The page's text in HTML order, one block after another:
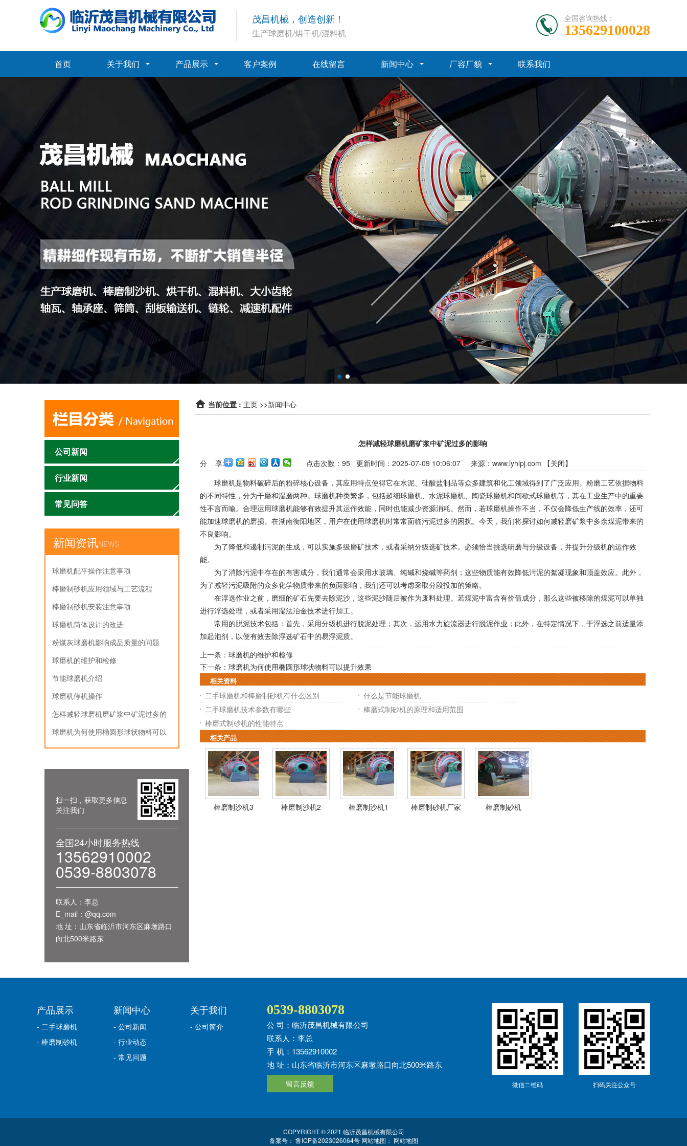
茂昌机械，创造创新！
生产球磨机/烘干机/混料机
全国咨询热线：
135629100028
首页 关于我们 产品展示 客户案例 在线留言 新闻中心 厂容厂貌 联系我们
公司新闻
行业新闻
常见问答
新闻资讯NEWS
球磨机配平操作注意事项‌
棒磨制砂机应用领域与工艺流程
棒磨制砂机安装注意事项
球磨机筒体设计的改进
粉煤灰球磨机影响成品质量的问题
球磨机的维护和检修
节能球磨机介绍
球磨机停机操作
怎样减轻球磨机磨矿浆中矿泥过多的
影响
球磨机为何使用椭圆形球状物料可以
提升效果
扫一扫，获取更多信息
关注我们
全国24小时服务热线
13562910002
0539-8803078
联系人：李总
E_mail：@qq.com
地 址：山东省临沂市河东区麻墩路口
向北500米路东
当前位置 : 主页 >>新闻中心
怎样减轻球磨机磨矿浆中矿泥过多的影响
点击次数： 95更新时间：2025-07-09 10:06:07 来源： www.lyhlpj.com 【关闭】
分 享:
球磨机是物料破碎后的粉碎核心设备，其应用特点使得它在水泥、硅酸盐制品等众多建筑和化工领域得到了广泛应用。粉磨工艺依据物料
的不同特性，分为干磨和湿磨两种。球磨机种类繁多，包括超细球磨机、水泥球磨机、陶瓷球磨机和间歇式球磨机等，其在工业生产中的重要
性不言而喻。合理运用球磨机能够有效提升其运作效能，同时也能减少资源消耗。然而，若球磨机操作不当，不仅会降低生产线的效率，还可
能加速球磨机的磨损。在湖南衡阳地区，用户在使用球磨机时常常面临污泥过多的困扰。今天，我们将探讨如何减轻磨矿浆中多余煤泥带来的
不良影响。
为了降低和遏制污泥的生成，可以实施多级磨矿技术，或者采纳分级选矿技术。必须恰当挑选研磨与分级设备，并提升分级机的运作效
能。
为了消除污泥中存在的有害成分，我们通常会采用水玻璃、纯碱和烧碱等药剂；这些物质能有效降低污泥的絮凝现象和顶盖效应。此外，
为了减轻污泥吸附的众多化学物质带来的负面影响，我们还可以考虑采取分段投加的策略。
在浮选作业之前，磨细的矿石先要去除泥沙，这些泥沙随后被作为废料处理。若煤泥中富含有价值成分，那么这些被移除的煤泥可以单独
进行浮选处理，或者采用湿法冶金技术进行加工。
常用的脱泥技术包括：首先，采用分级机进行脱泥处理；其次，运用水力旋流器进行脱泥作业；此外，在特定情况下，于浮选之前适量添
加起泡剂，以便有效去除浮选矿石中的易浮泥质。
上一条： 球磨机的维护和检修
下一条： 球磨机为何使用椭圆形球状物料可以提升效果
相关资料
二手球磨机和棒磨制砂机有什么区别
什么是节能球磨机
二手球磨机技术参数有哪些
棒磨式制砂机的原理和适用范围
棒磨式制砂机的性能特点
相关产品
棒磨制沙机3 棒磨制沙机2 棒磨制沙机1 棒磨制砂机厂家 棒磨制砂机
产品展示
- 二手球磨机
- 棒磨制砂机
新闻中心
- 公司新闻
- 行业动态
- 常见问题
关于我们
- 公司简介
0539-8803078
公 司：临沂茂昌机械有限公司
联系人：李总
手 机：13562910002
地 址：山东省临沂市河东区麻墩路口向北500米路东
留言反馈 微信二维码 扫码关注公众号
COPYRIGHT © 2021 临沂茂昌机械有限公司​
备案号： 鲁ICP备2023026064号网站地图： 网站地图